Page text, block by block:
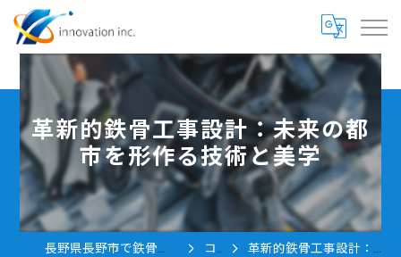
革新的鉄骨工事設計：未来の都
市を形作る技術と美学
長野県長野市で鉄骨工事の求人なら株式会社innovation コラム 革新的鉄骨工事設計：未来の都市を形作る技術と美学